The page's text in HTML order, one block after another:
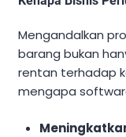
Mengandalkan
barang bukan
rentan terhadap
mengapa